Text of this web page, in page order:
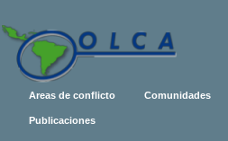
Areas de conflicto Comunidades
Publicaciones